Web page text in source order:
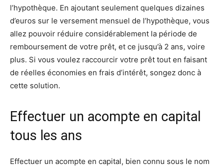
l’hypothèque. En ajoutant seulement quelques dizaines
d’euros sur le versement mensuel de l’hypothèque, vous
allez pouvoir réduire considérablement la période de
remboursement de votre prêt, et ce jusqu’à 2 ans, voire
plus. Si vous voulez raccourcir votre prêt tout en faisant
de réelles économies en frais d’intérêt, songez donc à
cette solution.
Effectuer un acompte en capital
tous les ans
Effectuer un acompte en capital, bien connu sous le nom